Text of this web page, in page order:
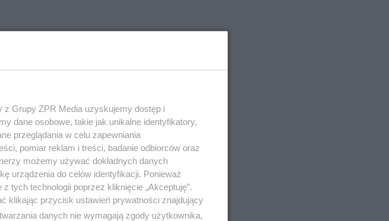
związku pomiędzy
autorzy odkrycia, pacjentów
Uniwersyteckiego w
z Grupy ZPR Media uzyskujemy dostęp i
dane osobowe, takie jak unikalne identyfikatory,
przeglądania w celu zapewniania
pomiar reklam i treści, badanie odbiorców oraz
możemy używać dokładnych danych
urządzenia do celów identyfikacji. Ponieważ
tych technologii poprzez kliknięcie „Akceptuję”.
klikając przycisk ustawień prywatności znajdujący
danych nie wymagają zgody użytkownika,